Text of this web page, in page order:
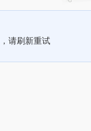
请刷新重试